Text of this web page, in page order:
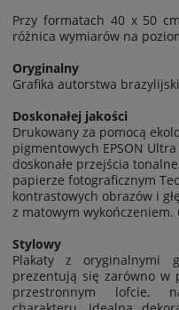
Przy formatach 40 x 50
różnica wymiarów na
Oryginalny
Grafika autorstwa
Doskonałej jakości
Drukowany za pomocą
pigmentowych EPSON
doskonałe przejścia
papierze fotograficznym
kontrastowych obrazów i
z matowym
Stylowy
Plakaty z oryginalnymi
prezentują się zarówno w
przestronnym lofcie,